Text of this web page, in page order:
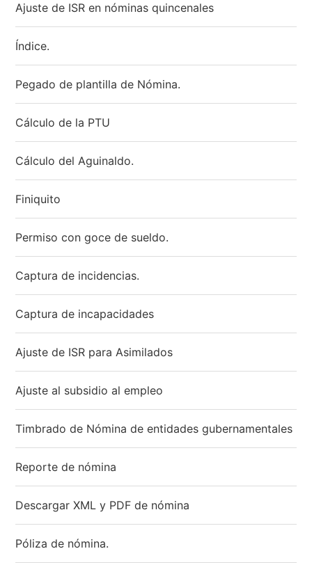
Ajuste de ISR en nóminas quincenales
Índice.
Pegado de plantilla de Nómina.
Cálculo de la PTU
Cálculo del Aguinaldo.
Finiquito
Permiso con goce de sueldo.
Captura de incidencias.
Captura de incapacidades
Ajuste de ISR para Asimilados
Ajuste al subsidio al empleo
Timbrado de Nómina de entidades gubernamentales
Reporte de nómina
Descargar XML y PDF de nómina
Póliza de nómina.